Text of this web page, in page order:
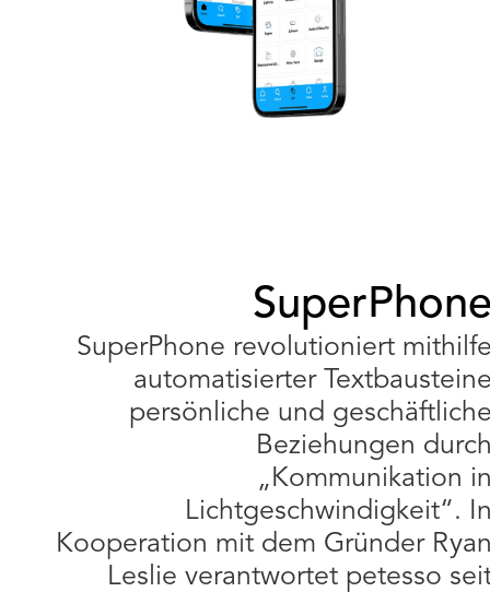
SuperPhone revolutioniert
automatisierter
persönliche und
Beziehungen
„Kommunikation
Lichtgeschwindigkeit“.
Kooperation mit dem Gründer
Leslie verantwortet petesso